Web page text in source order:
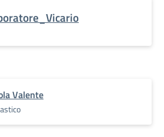
Valente